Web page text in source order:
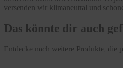
versenden wir klimaneutral und
Das könnte dir auch
Entdecke noch weitere Produkte, die